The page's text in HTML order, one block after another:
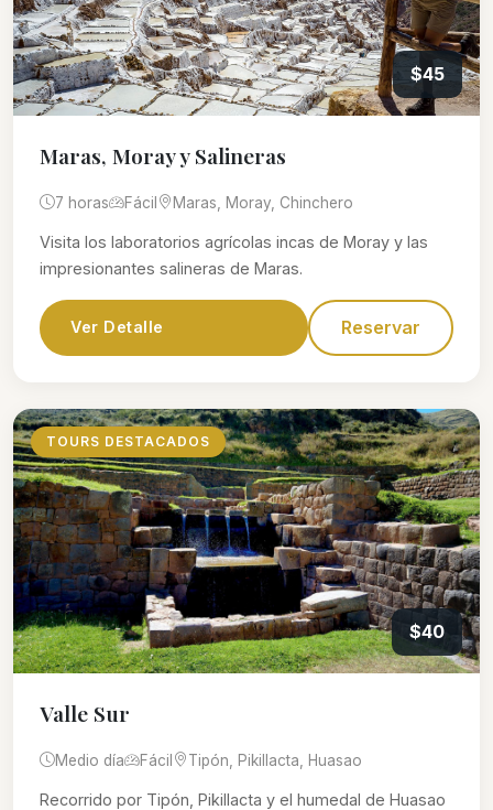
$45
Maras, Moray y Salineras
7 horas Fácil Maras, Moray, Chinchero
Visita los laboratorios agrícolas incas de Moray y las
impresionantes salineras de Maras.
Ver Detalle Reservar
TOURS DESTACADOS
$40
Valle Sur
Medio día Fácil Tipón, Pikillacta, Huasao
Recorrido por Tipón, Pikillacta y el humedal de Huasao